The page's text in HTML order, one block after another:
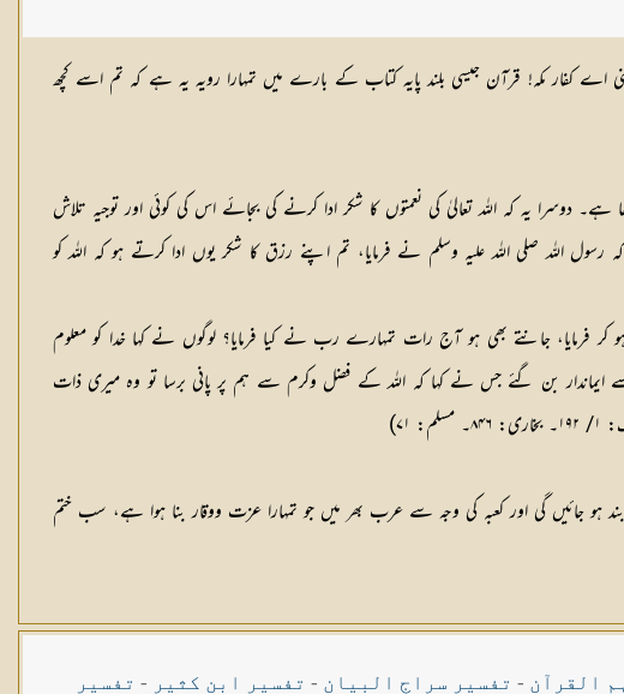
یعنی اے کفار مکہ! قرآن جیسی بلند پایہ کتاب کے بارے میں تمہارا رویہ یہ ہے کہ تم اسے کچھ
یہ کہ اللہ تعالیٰ کی نعمتوں کا شکر ادا کرنے کی بجائے اس کی کوئی اور توجیہ تلاش
اللہ صلی اللہ علیہ وسلم نے فرمایا، تم اپنے رزق کا شکر یوں ادا کرتے ہو کہ اللہ کو
فرمایا، جانتے بھی ہو آج رات تمہارے رب نے کیا فرمایا؟ لوگوں نے کہا خدا کو معلوم
بن گئے جس نے کہا کہ اللہ کے فضل وکرم سے ہم پر پانی برسا تو وہ میری ذات
ہو جائیں گی اور کعبہ کی وجہ سے عرب بھر میں جو تمہارا عزت ووقار بنا ہوا ہے، سب ختم
القرآن - تفسیر سراج البیان - تفسیر ابن کثیر - تفسیر